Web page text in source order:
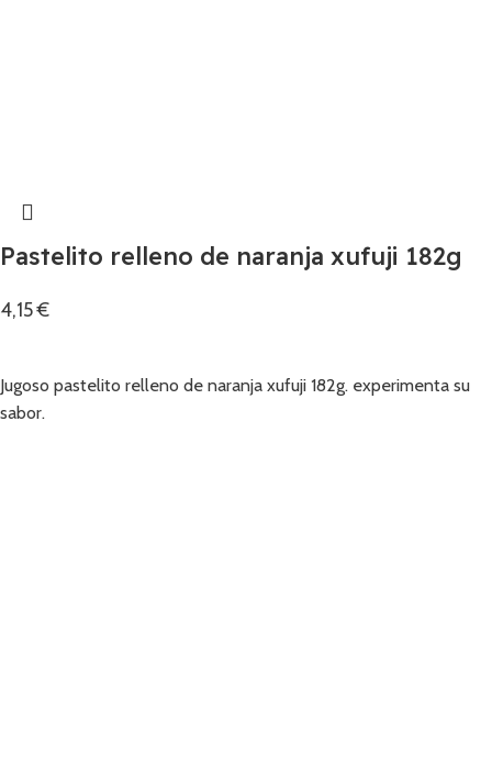
Pastelito relleno de naranja xufuji 182g
4,15€
Jugoso pastelito relleno de naranja xufuji 182g. experimenta su
sabor.